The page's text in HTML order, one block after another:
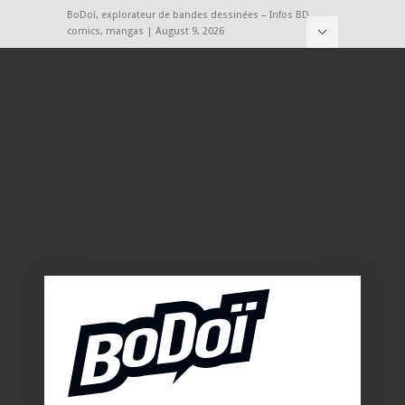
BoDoï, explorateur de bandes dessinées – Infos BD,
comics, mangas | August 9, 2026